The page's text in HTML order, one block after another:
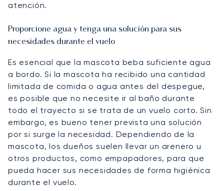
atención.
Proporcione agua y tenga una solución para sus
necesidades durante el vuelo
Es esencial que la mascota beba suficiente agua
a bordo. Si la mascota ha recibido una cantidad
limitada de comida o agua antes del despegue,
es posible que no necesite ir al baño durante
todo el trayecto si se trata de un vuelo corto. Sin
embargo, es bueno tener prevista una solución
por si surge la necesidad. Dependiendo de la
mascota, los dueños suelen llevar un arenero u
otros productos, como empapadores, para que
pueda hacer sus necesidades de forma higiénica
durante el vuelo.